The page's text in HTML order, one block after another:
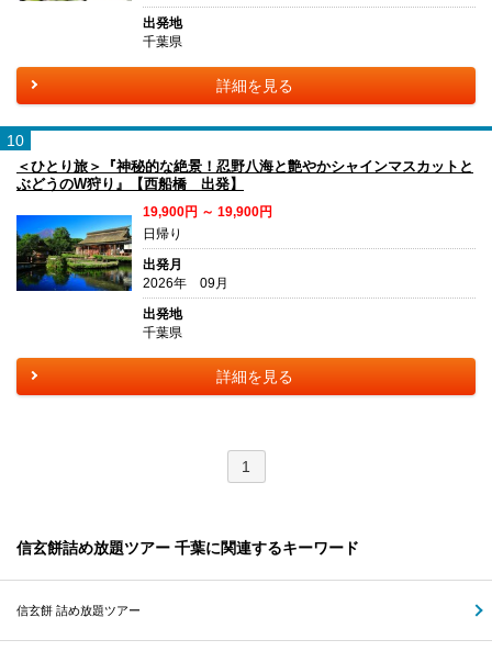
出発地
千葉県
詳細を見る
10
＜ひとり旅＞『神秘的な絶景！忍野八海と艶やかシャインマスカットと
ぶどうのW狩り』【西船橋 出発】
19,900円 ～ 19,900円
日帰り
出発月
2026年 09月
出発地
千葉県
詳細を見る
1
信玄餅詰め放題ツアー 千葉に関連するキーワード
信玄餅 詰め放題ツアー